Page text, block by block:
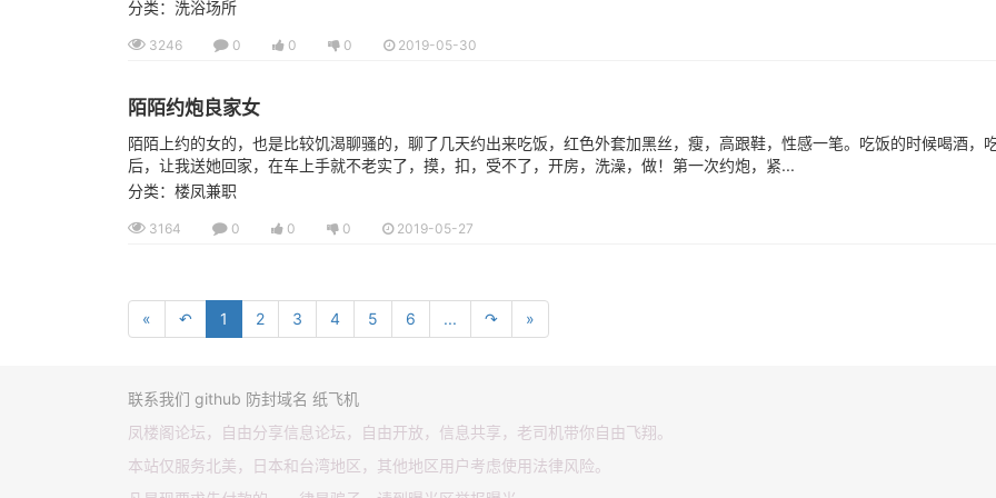
分类：洗浴场所
3246 0 0 0 2019-05-30
陌陌约炮良家女
陌陌上约的女的，也是比较饥渴聊骚的，聊了几天约出来吃饭，红色外套加黑丝，瘦，高跟鞋，性感一笔。吃饭的时候喝酒，
后，让我送她回家，在车上手就不老实了，摸，扣，受不了，开房，洗澡，做！第一次约炮，紧...
分类：楼凤兼职
3164 0 0 0 2019-05-27
« ↶ 1 2 3 4 5 6 ... ↷ »
联系我们 github 防封域名 纸飞机
凤楼阁论坛，自由分享信息论坛，自由开放，信息共享，老司机带你自由飞翔。
本站仅服务北美，日本和台湾地区，其他地区用户考虑使用法律风险。